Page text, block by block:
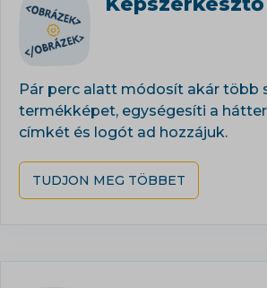
Pár perc alatt módosít akár több
termékképet, egységesíti a
címkét és logót ad hozzájuk.
TUDJON MEG TÖBBET